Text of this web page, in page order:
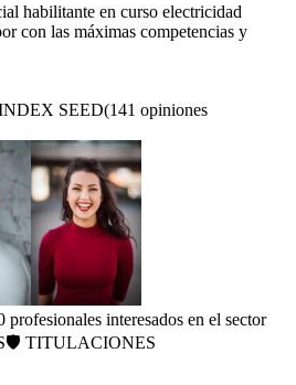
habilitante en curso electricidad
con las máximas competencias y
SEED(141 opiniones
profesionales interesados en el sector
🛡️ TITULACIONES